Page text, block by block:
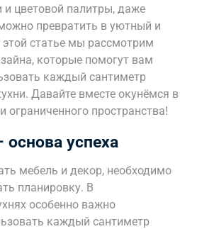
и цветовой палитры, даже
превратить в уютный и
статье мы рассмотрим
которые помогут вам
каждый сантиметр
Давайте вместе окунёмся в
пространства!
основа успеха
мебель и декор, необходимо
планировку. В
особенно важно
каждый сантиметр